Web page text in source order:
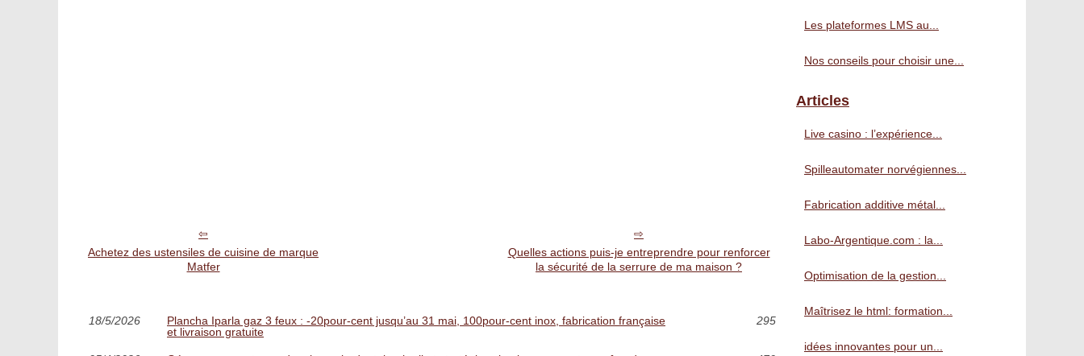
Achetez des ustensiles de cuisine de marque
Matfer
Quelles actions puis-je entreprendre pour renforcer
la sécurité de la serrure de ma maison ?
18/5/2026
Plancha Iparla gaz 3 feux : -20pour-cent jusqu’au 31 mai, 100pour-cent inox, fabrication française
et livraison gratuite
295
Les plateformes LMS au...
Nos conseils pour choisir une...
Articles
Live casino : l’expérience...
Spilleautomater norvégiennes...
Fabrication additive métal...
Labo-Argentique.com : la...
Optimisation de la gestion...
Maîtrisez le html: formation...
idées innovantes pour un...